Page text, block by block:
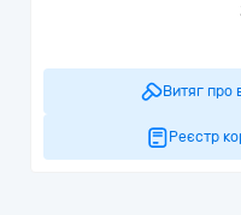
Витяг про
Реєстр